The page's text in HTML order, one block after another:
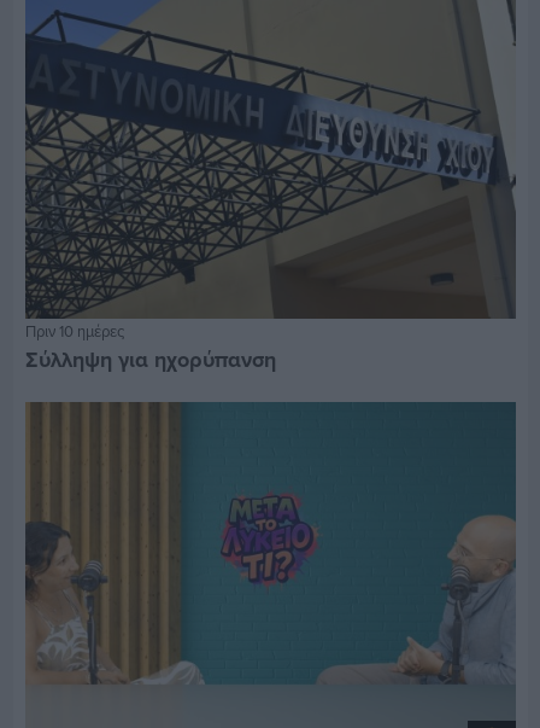
Πριν 10 ημέρες
Σύλληψη για ηχορύπανση